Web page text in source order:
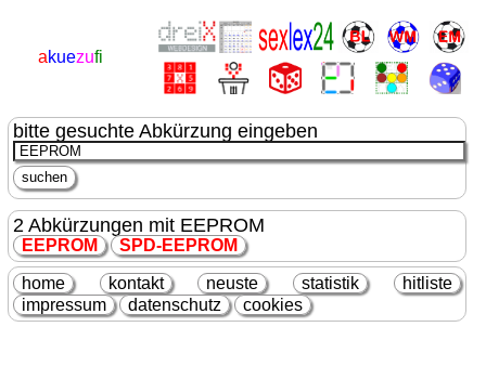
akuezufi
bitte gesuchte Abkürzung eingeben
2 Abkürzungen mit EEPROM
EEPROM SPD-EEPROM
home kontakt neuste statistik
hitliste
impressum
datenschutz cookies